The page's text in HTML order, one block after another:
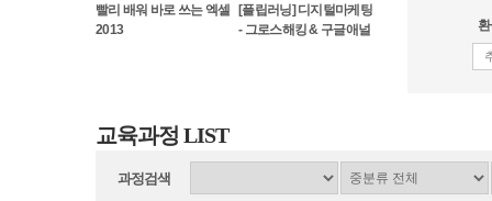
빨리 배워 바로 쓰는 엑셀
2013
[플립러닝] 디지털마케팅
- 그로스해킹 & 구글애널
교육과정 LIST
과정검색